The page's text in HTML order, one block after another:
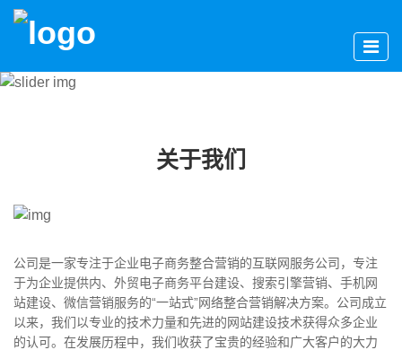
关于我们
公司是一家专注于企业电子商务整合营销的互联网服务公司，专注
于为企业提供内、外贸电子商务平台建设、搜索引擎营销、手机网
站建设、微信营销服务的“一站式”网络整合营销解决方案。公司成立
以来，我们以专业的技术力量和先进的网站建设技术获得众多企业
的认可。在发展历程中，我们收获了宝贵的经验和广大客户的大力